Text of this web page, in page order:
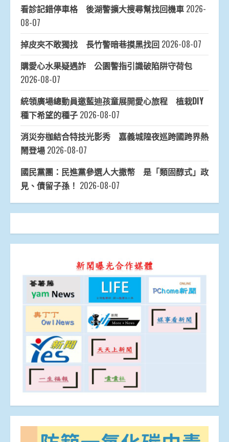
看診記錯停車格 後湖警擴大搜尋幫找回機車 2026-
08-07
掉皮夾不敢獨找 長竹警暗巷摸黑找回 2026-08-07
購愛心水果疑遇詐 公園警指引識破陷阱守荷包
2026-08-07
統領廣場總動員邀藍迪孩童展開愛心旅程 植栽DIY
種下希望的種子 2026-08-07
消災夯枷結合特技光影秀 嘉義城隍夜巡跨國跨界熱
鬧登場 2026-08-07
國民黨團：民進黨參選人大撒幣 是「類固醇式」政
見、債留子孫！ 2026-08-07